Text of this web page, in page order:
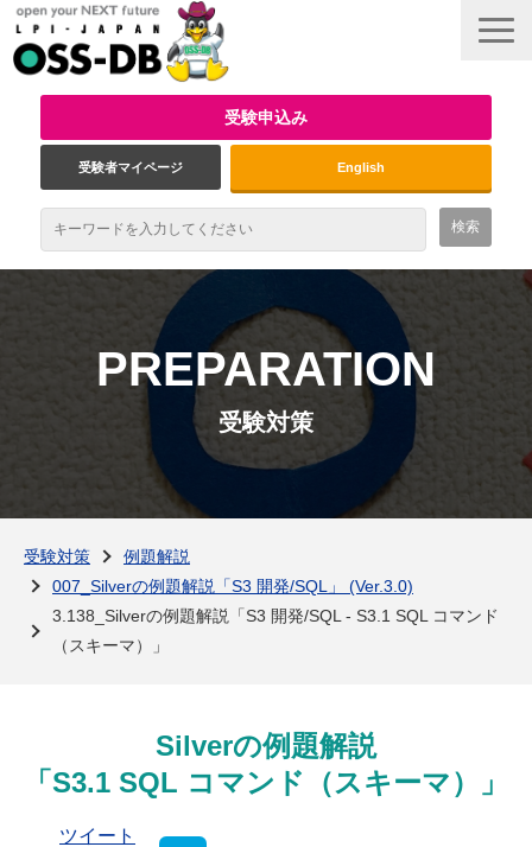
受験申込み
受験者マイページ English
試験概要
資格取得のメリット
受験対策
PREPARATION
受験対策
受験対策
例題解説
007_Silverの例題解説「S3 開発/SQL」 (Ver.3.0)
3.138_Silverの例題解説「S3 開発/SQL - S3.1 SQL コマンド
（スキーマ）」
Silverの例題解説
「S3.1 SQL コマンド（スキーマ）」
ツイート